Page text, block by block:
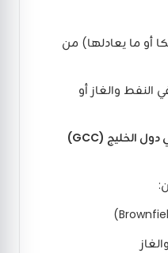
أو ما يعادلها) من
النفط والغاز أو